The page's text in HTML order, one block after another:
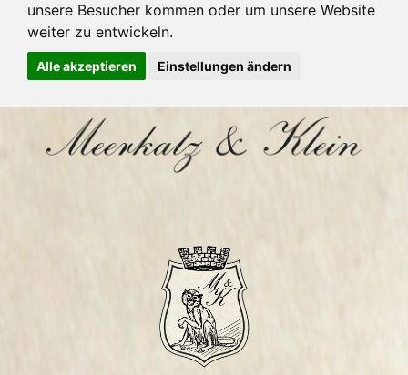
unsere Besucher kommen oder um unsere Website
weiter zu entwickeln.
Alle akzeptieren Einstellungen ändern